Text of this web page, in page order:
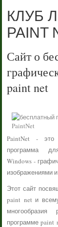
КЛУБ
PAINT
Сайт о
paint net
PaintNet -
программа
Windows -
изображениями
Этот сайт
paint net и
программе paint